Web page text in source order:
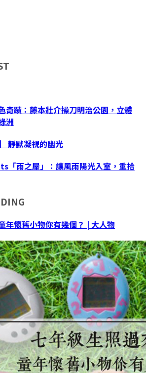
奇蹟：藤本壯介操刀明治公園，立體
洲
靜默凝視的幽光
雨之屋」：讓風雨陽光入室，重拾
年懷舊小物你有幾個？ | 大人物